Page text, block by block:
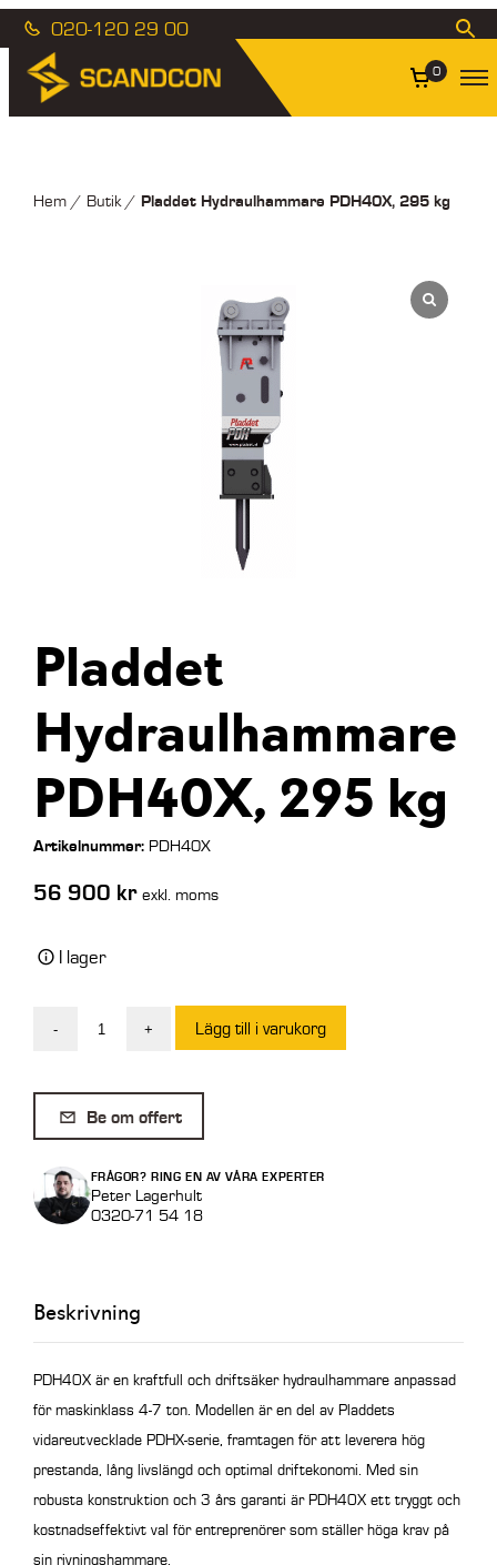
020-120 29 00
0
Hem/ Butik/ Pladdet Hydraulhammare PDH40X, 295 kg
Pladdet
Hydraulhammare
PDH40X, 295 kg
Artikelnummer:PDH40X
56 900 kr exkl. moms
I lager
-
PDH40X,
295
mängd
+ Lägg till i varukorg
Be om offert
FRÅGOR? RING EN AV VÅRA EXPERTER
Peter Lagerhult
0320-71 54 18
Beskrivning
PDH40X är en kraftfull och driftsäker hydraulhammare anpassad
för maskinklass 4-7 ton. Modellen är en del av Pladdets
vidareutvecklade PDHX-serie, framtagen för att leverera hög
prestanda, lång livslängd och optimal driftekonomi. Med sin
robusta konstruktion och 3 års garanti är PDH40X ett tryggt och
kostnadseffektivt val för entreprenörer som ställer höga krav på
sin rivningshammare.